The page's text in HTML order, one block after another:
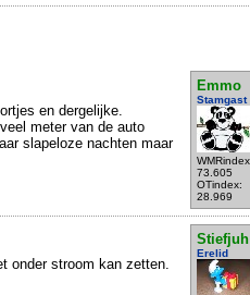
Emmo
Stamgast
73.605
OTindex:
28.969
en dergelijke.
meter van de auto
slapeloze nachten maar
Stiefjuh
Erelid
onder stroom kan zetten.